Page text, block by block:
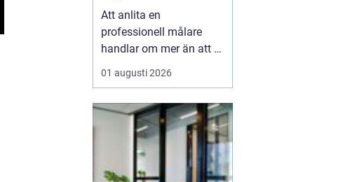
måleriprojekt
Att anlita en
professionell målare
handlar om mer än att få
nya färger på väggarna.
En kunnig hantverkare
på husets ytor, höja
värdet på bostaden och
skapa miljöer som
känns både lugna och
01 augusti 2026